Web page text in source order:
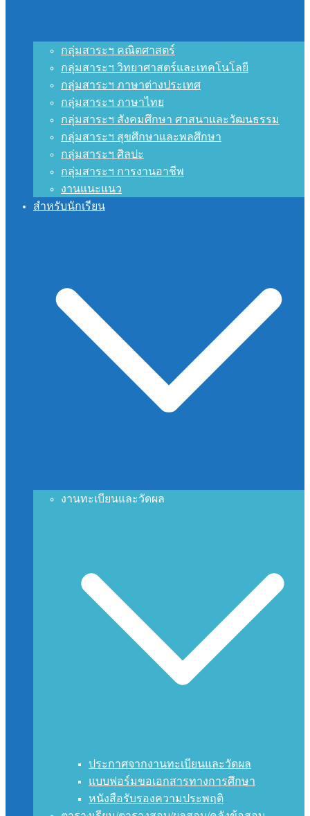
กลุ่มสาระฯ คณิตศาสตร์
กลุ่มสาระฯ วิทยาศาสตร์และเทคโนโลยี
กลุ่มสาระฯ ภาษาต่างประเทศ
กลุ่มสาระฯ ภาษาไทย
กลุ่มสาระฯ สังคมศึกษา ศาสนาและวัฒนธรรม
กลุ่มสาระฯ สุขศึกษาและพลศึกษา
กลุ่มสาระฯ ศิลปะ
กลุ่มสาระฯ การงานอาชีพ
งานแนะแนว
สำหรับนักเรียน
งานทะเบียนและวัดผล
ประกาศจากงานทะเบียนและวัดผล
แบบฟอร์มขอเอกสารทางการศึกษา
หนังสือรับรองความประพฤติ